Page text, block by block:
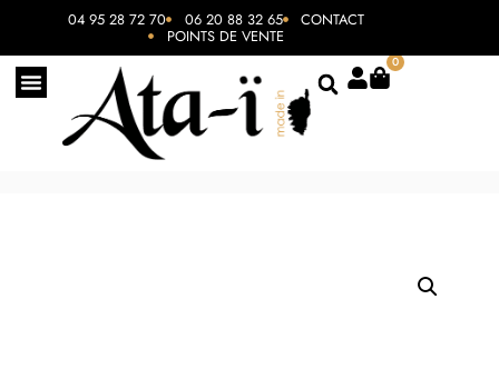
04 95 28 72 70 06 20 88 32 65 CONTACT
POINTS DE VENTE
0